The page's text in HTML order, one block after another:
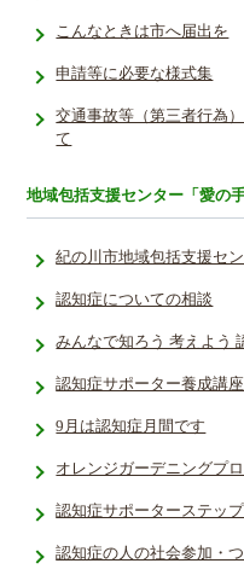
こんなときは市へ届出を
申請等に必要な様式集
交通事故等（第三者行為
て
地域包括支援センター「愛の手
紀の川市地域包括支援セン
認知症についての相談
みんなで知ろう 考えよう
認知症サポーター養成講
9月は認知症月間です
オレンジガーデニングプ
認知症サポーターステッ
認知症の人の社会参加・